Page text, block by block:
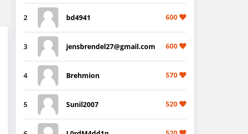
2 bd4941 600
3 jensbrendel27@gmail.com 600
4 Brehmion 570
5 Sunil2007 520